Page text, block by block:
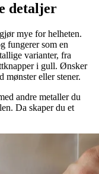
detaljer
mye for helheten.
fungerer som en
varianter, fra
i gull. Ønsker
mønster eller stener.
andre metaller du
Da skaper du et